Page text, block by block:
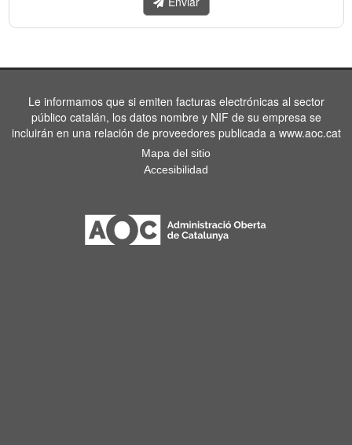
Le informamos que si emiten facturas electrónicas al sector
público catalán, los datos nombre y NIF de su empresa se
incluirán en una relación de proveedores publicada a www.aoc.cat
Mapa del sitio
Accesibilidad